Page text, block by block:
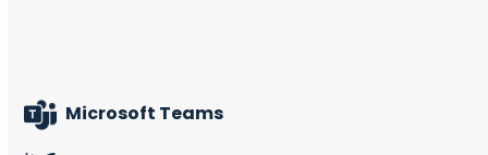
Microsoft Teams